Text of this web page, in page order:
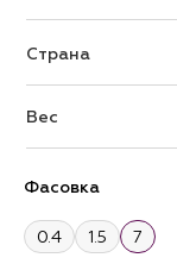
Страна
Вес
Фасовка
0.4 1.5 7